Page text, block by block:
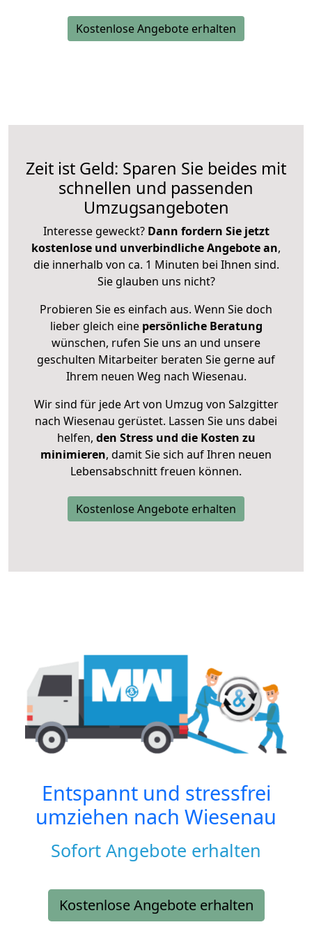
Kostenlose Angebote erhalten
Zeit ist Geld: Sparen Sie beides mit
schnellen und passenden
Umzugsangeboten
Interesse geweckt? Dann fordern Sie jetzt
kostenlose und unverbindliche Angebote an,
die innerhalb von ca. 1 Minuten bei Ihnen sind.
Sie glauben uns nicht?
Probieren Sie es einfach aus. Wenn Sie doch
lieber gleich eine persönliche Beratung
wünschen, rufen Sie uns an und unsere
geschulten Mitarbeiter beraten Sie gerne auf
Ihrem neuen Weg nach Wiesenau.
Wir sind für jede Art von Umzug von Salzgitter
nach Wiesenau gerüstet. Lassen Sie uns dabei
helfen, den Stress und die Kosten zu
minimieren, damit Sie sich auf Ihren neuen
Lebensabschnitt freuen können.
Kostenlose Angebote erhalten
Entspannt und stressfrei
umziehen nach Wiesenau
Sofort Angebote erhalten
Kostenlose Angebote erhalten